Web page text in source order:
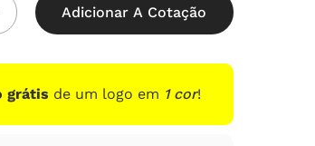
Adicionar A Cotação
grátis de um logo em 1 cor!